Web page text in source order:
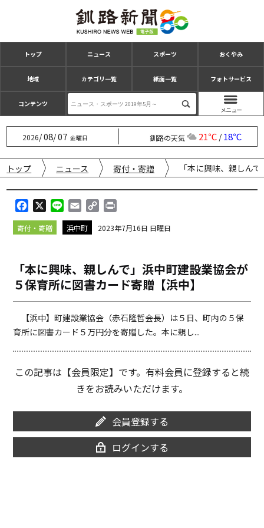
トップ ニュース スポーツ おくやみ
地域 カテゴリ一覧 紙面一覧 フォトサービス
コンテンツ
2026/08/07 金曜日 釧路の天気 21℃/18℃
トップ ニュース 寄付・寄贈 「本に興味、親しん
a
c
o
o
i
n
m
a
p
i
n
i
寄付・寄贈 浜中町 2023年7月16日 日曜日
「本に興味、親しんで」浜中町建設業協会が
５保育所に図書カード寄贈【浜中】
【浜中】町建設業協会（赤石隆哲会長）は５日、町内の５保
育所に図書カード５万円分を寄贈した。本に親し...
この記事は【会員限定】です。有料会員に登録すると続
きをお読みいただけます。
会員登録する
ログインする